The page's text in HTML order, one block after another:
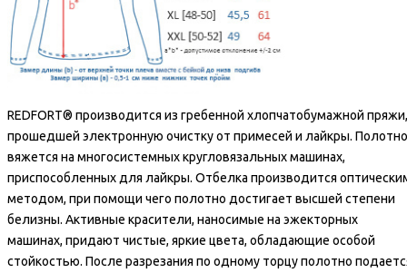
REDFORT® производится из гребенной хлопчатобумажной пряжи,
прошедшей электронную очистку от примесей и лайкры. Полотно
вяжется на многосистемных кругловязальных машинах,
приспособленных для лайкры. Отбелка производится
методом, при помощи чего полотно достигает высшей степени
белизны. Активные красители, наносимые на эжекторных
машинах, придают чистые, яркие цвета, обладающие особой
стойкостью. После разрезания по одному торцу полотно